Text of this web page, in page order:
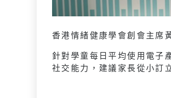
香港情緒健康學會創會主席
針對學童每日平均使用電子
社交能力，建議家長從小訂